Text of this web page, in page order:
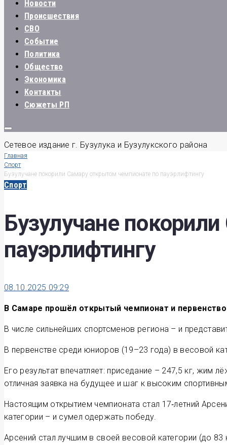
Новости
Происшествия
СВО
Событие
Политика
Общество
Экономика
Контакты
Сюжеты РП
Сетевое издание г. Бузулука и Бузулукского района
Главная
Спорт
Бузулучане покорили Самару открытом чемпионате по пауэрлифтингу
Спорт
Бузулучане
пауэрлифтингу
08.10.2025 09:29
В Самаре прошёл открытый чемпионат и
В числе сильнейших спортсменов региона – и
В первенстве среди юниоров (19–23 года) в весовой
Его результат впечатляет: приседание – 247,5 кг, жим
отличная заявка на будущее и шаг к высоким
Настоящим открытием чемпионата стал 17‑летний
категории – и сумел одержать победу.
Арсений стал лучшим в своей весовой категории (до